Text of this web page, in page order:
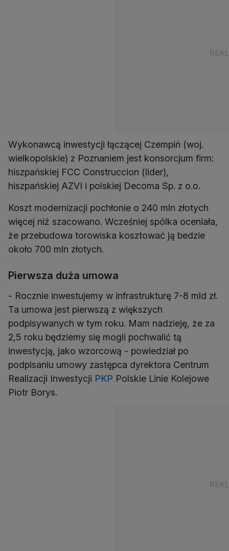
Wykonawcą inwestycji łączącej Czempiń (woj.
wielkopolskie) z Poznaniem jest konsorcjum firm:
hiszpańskiej FCC Construccion (lider),
hiszpańskiej AZVI i polskiej Decoma Sp. z o.o.
Koszt modernizacji pochłonie o 240 mln złotych
więcej niż szacowano. Wcześniej spólka oceniała,
że przebudowa torowiska kosztować ją bedzie
około 700 mln złotych.
Pierwsza duża umowa
- Rocznie inwestujemy w infrastrukturę 7-8 mld zł.
Ta umowa jest pierwszą z większych
podpisywanych w tym roku. Mam nadzieję, że za
2,5 roku będziemy się mogli pochwalić tą
inwestycją, jako wzorcową - powiedział po
podpisaniu umowy zastępca dyrektora Centrum
Realizacji Inwestycji PKP Polskie Linie Kolejowe
Piotr Borys.